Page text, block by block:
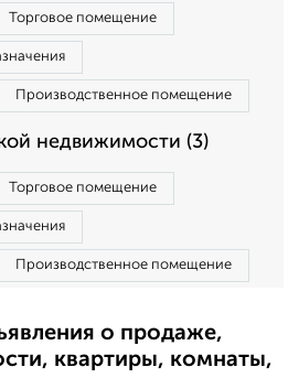
Торговое помещение
Производственное помещение
недвижимости (3)
Торговое помещение
Производственное помещение
о продаже,
квартиры, комнаты,